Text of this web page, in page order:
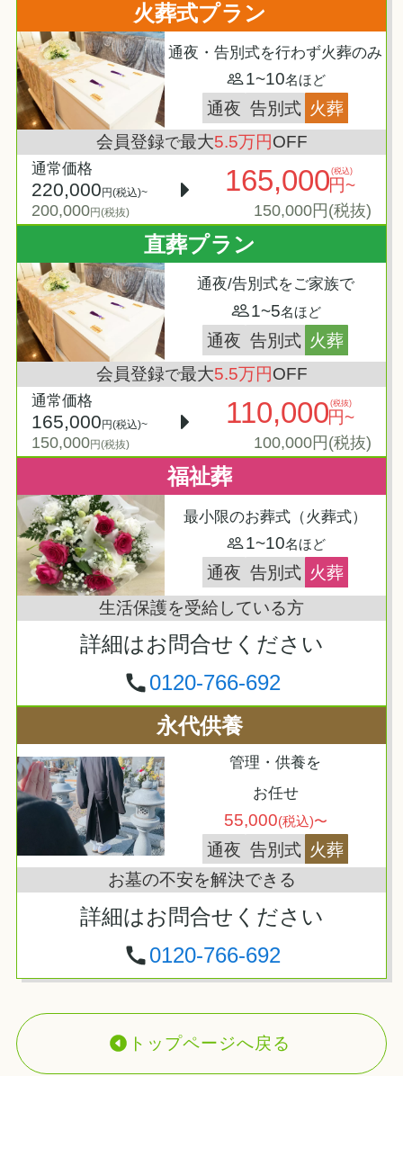
火葬式プラン
通夜・告別式を行わず火葬のみ
1~10名ほど
通夜 告別式 火葬
会員登録で最大5.5万円OFF
通常価格
220,000 円(税込)~
200,000円(税抜)
165,000 (税込)
円~
150,000円(税抜)
直葬プラン
通夜/告別式をご家族で
1~5名ほど
通夜 告別式 火葬
会員登録で最大5.5万円OFF
通常価格
165,000円(税込)~
150,000円(税抜)
110,000 (税抜)
円~
100,000円(税抜)
福祉葬
最小限のお葬式（火葬式）
1~10名ほど
通夜 告別式 火葬
生活保護を受給している方
詳細はお問合せください
0120-766-692
永代供養
管理・供養を
お任せ
55,000(税込)〜
通夜 告別式 火葬
お墓の不安を解決できる
詳細はお問合せください
0120-766-692
トップページへ戻る